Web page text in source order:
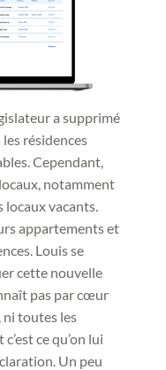
a supprimé
résidences
Cependant,
notamment
locaux vacants.
appartements et
Louis se
cette nouvelle
pas par cœur
ni toutes les
ce qu’on lui
Un peu